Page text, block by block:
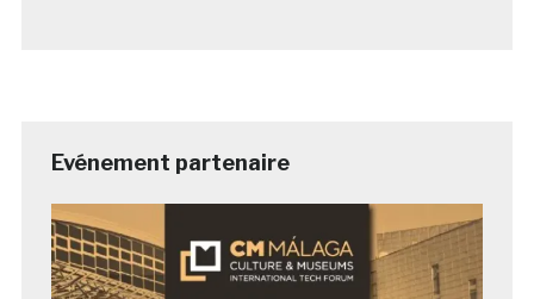
Evénement partenaire